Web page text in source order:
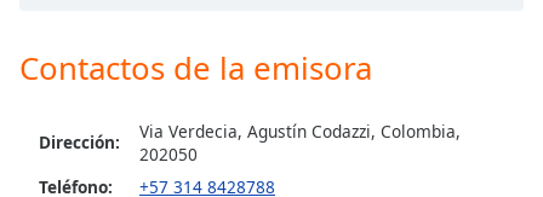
Opacity
Background
Color
Contactos de la emisora
Dirección:
Via Verdecia, Agustín Codazzi, Colombia,
202050
Teléfono:
+57 314 8428788